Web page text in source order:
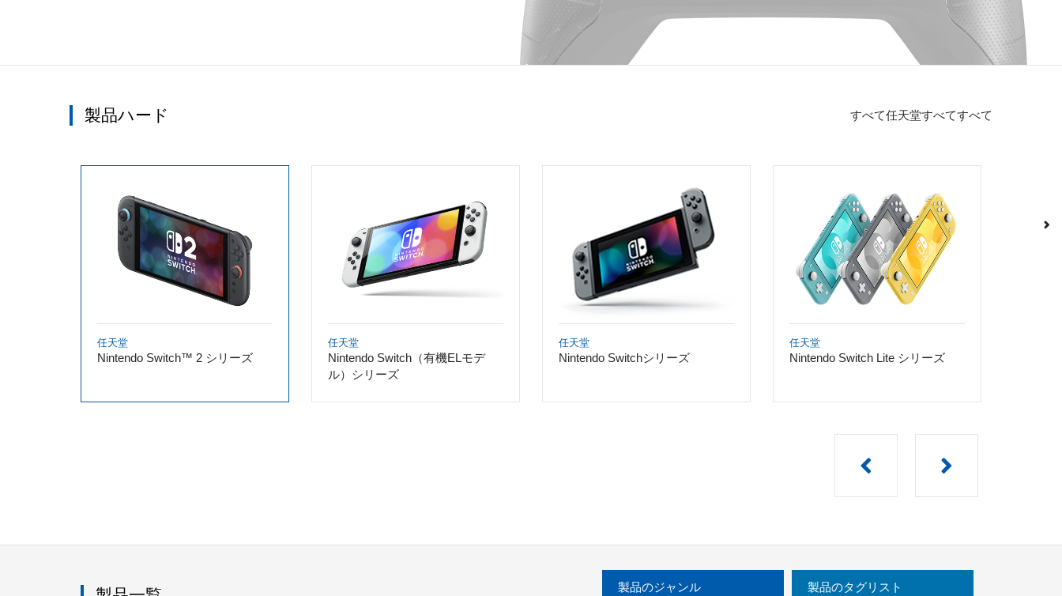
製品ハード すべて任天堂すべてすべて
任天堂
Nintendo Switch™ 2 シリーズ
任天堂
Nintendo Switch（有機ELモデ
ル）シリーズ
任天堂
Nintendo Switchシリーズ
任天堂
Nintendo Switch Lite シリーズ
製品のジャンル 製品のタグリスト